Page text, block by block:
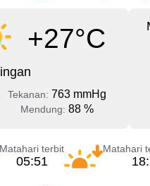
+27°C
Tekanan: 763 mmHg
Mendung: 88 %
Matahari terbit
05:51
Matahari